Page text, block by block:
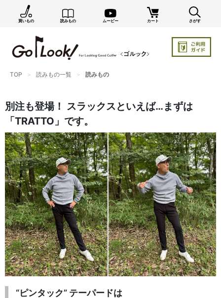
買いもの 読みもの ムービー カート さがす
TOP 読みもの一覧 読みもの
別注も登場！ スラックスといえば…まずは
「TRATTO」です。
“ピンタック” テーパードは
×
GO/LOOK! からのお知らせ（受信設定）
新商品情報や編集部のオススメ、オトクな情報・買い
まだご登録でない方はぜひ！
編集部セレクトのスタイル提案・お得情報（ダイレクトメール）
カートに残っている商品のお知らせ（買い忘れ通知）
お知らせを受け取る
いつでもメール内のリンクから配信停止できます